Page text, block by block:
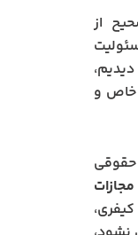
از
خاص و
حقوقی